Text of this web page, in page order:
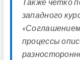
западного
процессы